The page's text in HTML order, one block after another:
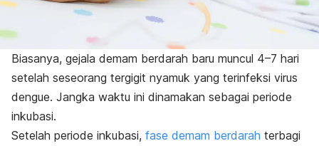
Biasanya, gejala demam berdarah baru muncul 4–7 hari
setelah seseorang tergigit nyamuk yang terinfeksi virus
dengue. Jangka waktu ini dinamakan sebagai periode
inkubasi.
Setelah periode inkubasi, fase demam berdarah terbagi